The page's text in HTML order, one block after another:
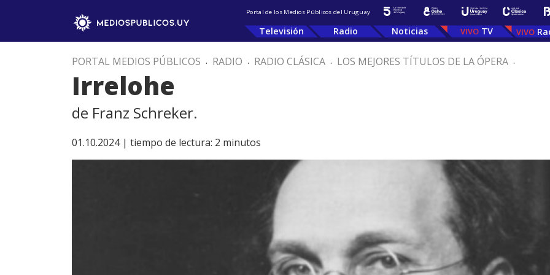
Portal de los Medios Públicos del Uruguay
Televisión Radio Noticias TV
PORTAL MEDIOS PÚBLICOS . RADIO . RADIO CLÁSICA . LOS MEJORES TÍTULOS DE LA ÓPERA .
Irrelohe
de Franz Schreker.
01.10.2024 | tiempo de lectura: 2 minutos